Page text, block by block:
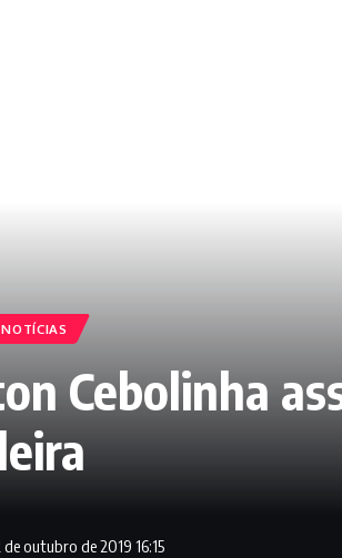
NOTÍCIAS
Cebolinha
outubro de 2019 16:15